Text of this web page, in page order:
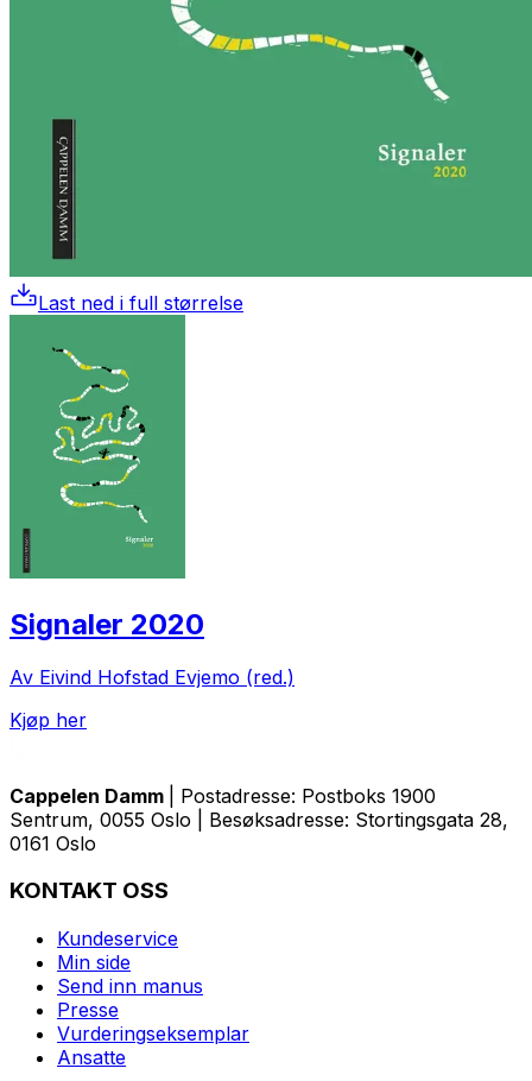
Last ned i full størrelse
Signaler 2020
Av Eivind Hofstad Evjemo (red.)
Kjøp her
Cappelen Damm
| Postadresse: Postboks 1900
Sentrum, 0055 Oslo | Besøksadresse: Stortingsgata 28,
0161 Oslo
KONTAKT OSS
Kundeservice
Min side
Send inn manus
Presse
Vurderingseksemplar
Ansatte